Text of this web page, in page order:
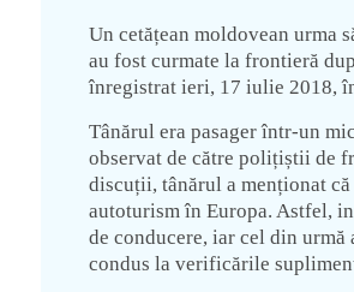
Un cetățean moldovean urma
au fost curmate la frontieră
înregistrat ieri, 17 iulie 2018,
Tânărul era pasager într-un
observat de către polițiștii de
discuții, tânărul a menționat
autoturism în Europa. Astfel,
de conducere, iar cel din
condus la verificările